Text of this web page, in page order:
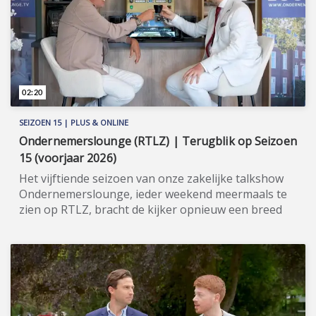
informatie: www.marquardt-kuchen.nl.
SEIZOEN 15 | PLUS & ONLINE
Ondernemerslounge (RTLZ) | Terugblik op Seizoen
15 (voorjaar 2026)
Het vijftiende seizoen van onze zakelijke talkshow
Ondernemerslounge, ieder weekend meermaals te
zien op RTLZ, bracht de kijker opnieuw een breed
gebied van ondernemerschap, investeren en
genieten van het leven. Onze studio in het koetshuis
van Kasteel Hoekelum werd hierbij zoals altijd
ingericht met het statige meubilair van Jan Frantzen.
Bovendien werd de studio dit seizoen verrijkt met de
02:20